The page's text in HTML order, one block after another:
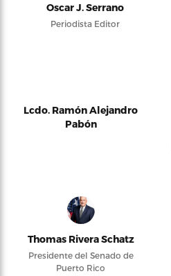
Oscar J. Serrano
Periodista Editor
Lcdo. Ramón Alejandro
Pabón
Thomas Rivera Schatz
Presidente del Senado de
Puerto Rico